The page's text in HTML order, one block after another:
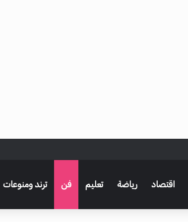
اقتصاد رياضة تعليم فن ترند ومنوعات